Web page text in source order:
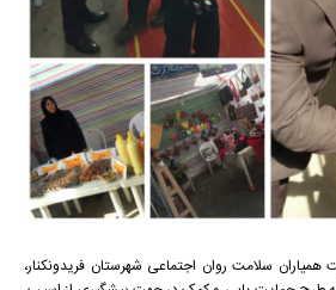
سلامت روان اجتماعی شهرستان فریدونکنار،